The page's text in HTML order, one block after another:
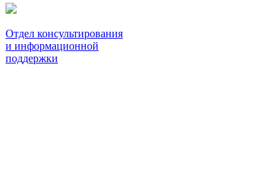
Отдел консультирования
и информационной
поддержки